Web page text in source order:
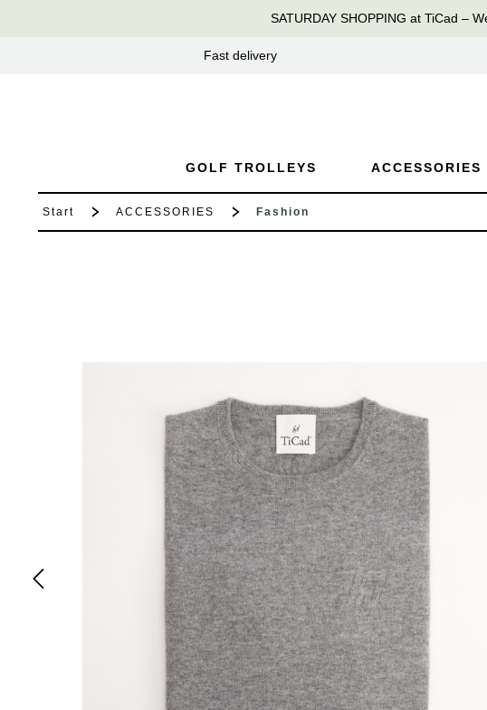
SATURDAY SHOPPING at TiCad –
Fast delivery
GOLF TROLLEYS ACCESSORIES
Start ACCESSORIES Fashion